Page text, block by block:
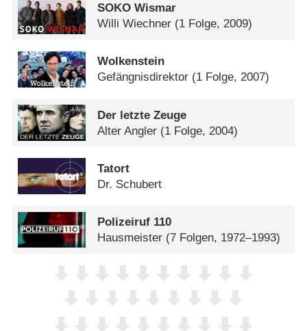
SOKO Wismar
Willi Wiechner (1 Folge, 2009)
Wolkenstein
Gefängnisdirektor (1 Folge, 2007)
Der letzte Zeuge
Alter Angler (1 Folge, 2004)
Tatort
Dr. Schubert
Polizeiruf 110
Hausmeister (7 Folgen, 1972–1993)